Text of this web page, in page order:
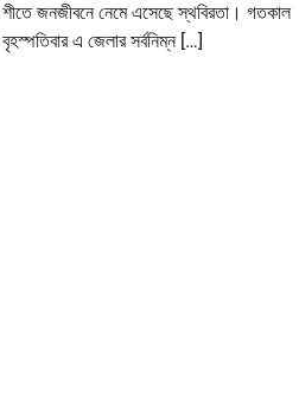
শীতে জনজীবনে নেমে এসেছে স্থবিরতা। গতকাল
বৃহস্পতিবার এ জেলার সর্বনিম্ন […]